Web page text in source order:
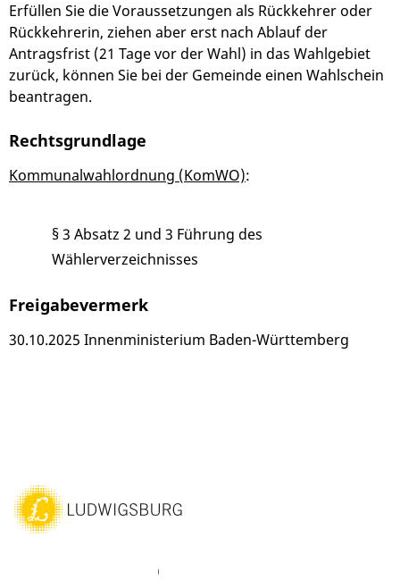
Erfüllen Sie die Voraussetzungen als Rückkehrer oder
Rückkehrerin, ziehen aber erst nach Ablauf der
Antragsfrist (21 Tage vor der Wahl) in das Wahlgebiet
zurück, können Sie bei der Gemeinde einen Wahlschein
beantragen.
Rechtsgrundlage
Kommunalwahlordnung (KomWO):
§ 3 Absatz 2 und 3 Führung des
Wählerverzeichnisses
Freigabevermerk
30.10.2025 Innenministerium Baden-Württemberg
LinkedIn